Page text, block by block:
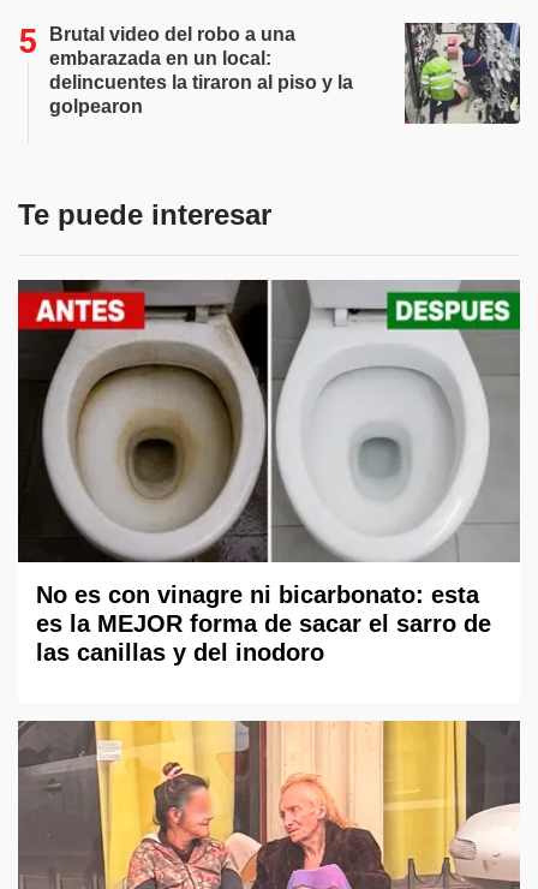
Brutal video del robo a una
embarazada en un local:
delincuentes la tiraron al piso y la
golpearon
Te puede interesar
No es con vinagre ni bicarbonato: esta
es la MEJOR forma de sacar el sarro de
las canillas y del inodoro